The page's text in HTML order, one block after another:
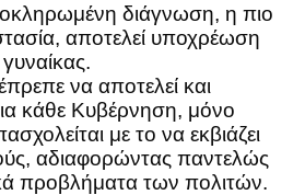
διάγνωση, η πιο
αποτελεί υποχρέωση
να αποτελεί και
κάθε Κυβέρνηση, μόνο
με το να εκβιάζει
αδιαφορώντας παντελώς
προβλήματα των πολιτών.